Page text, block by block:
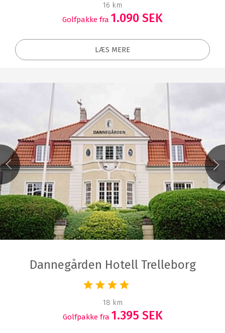
16 km
Golfpakke fra 1.090 SEK
LÆS MERE
Dannegården Hotell Trelleborg
18 km
Golfpakke fra 1.395 SEK